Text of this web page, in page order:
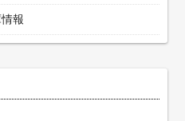
情報